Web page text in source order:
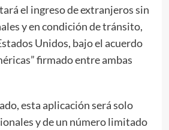
el ingreso de extranjeros sin
y en condición de tránsito,
Unidos, bajo el acuerdo
firmado entre ambas
esta aplicación será solo
y de un número limitado